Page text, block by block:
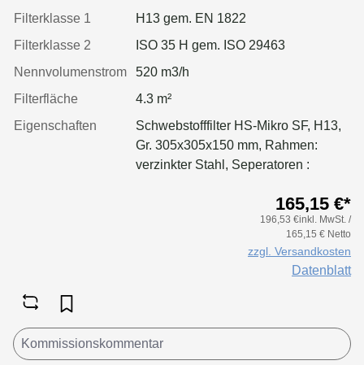
Filterklasse 1
H13 gem. EN 1822
Filterklasse 2
ISO 35 H gem. ISO 29463
Nennvolumenstrom
520 m3/h
Filterfläche
4.3 m²
Eigenschaften
Schwebstofffilter HS-Mikro SF, H13,
Gr. 305x305x150 mm, Rahmen:
verzinkter Stahl, Seperatoren :
Filter: Applikation für größere
Luftmenge, geringeren Druckverlust
165,15 €*
196,53 €inkl. MwSt. /
165,15 € Netto
zzgl. Versandkosten
Datenblatt